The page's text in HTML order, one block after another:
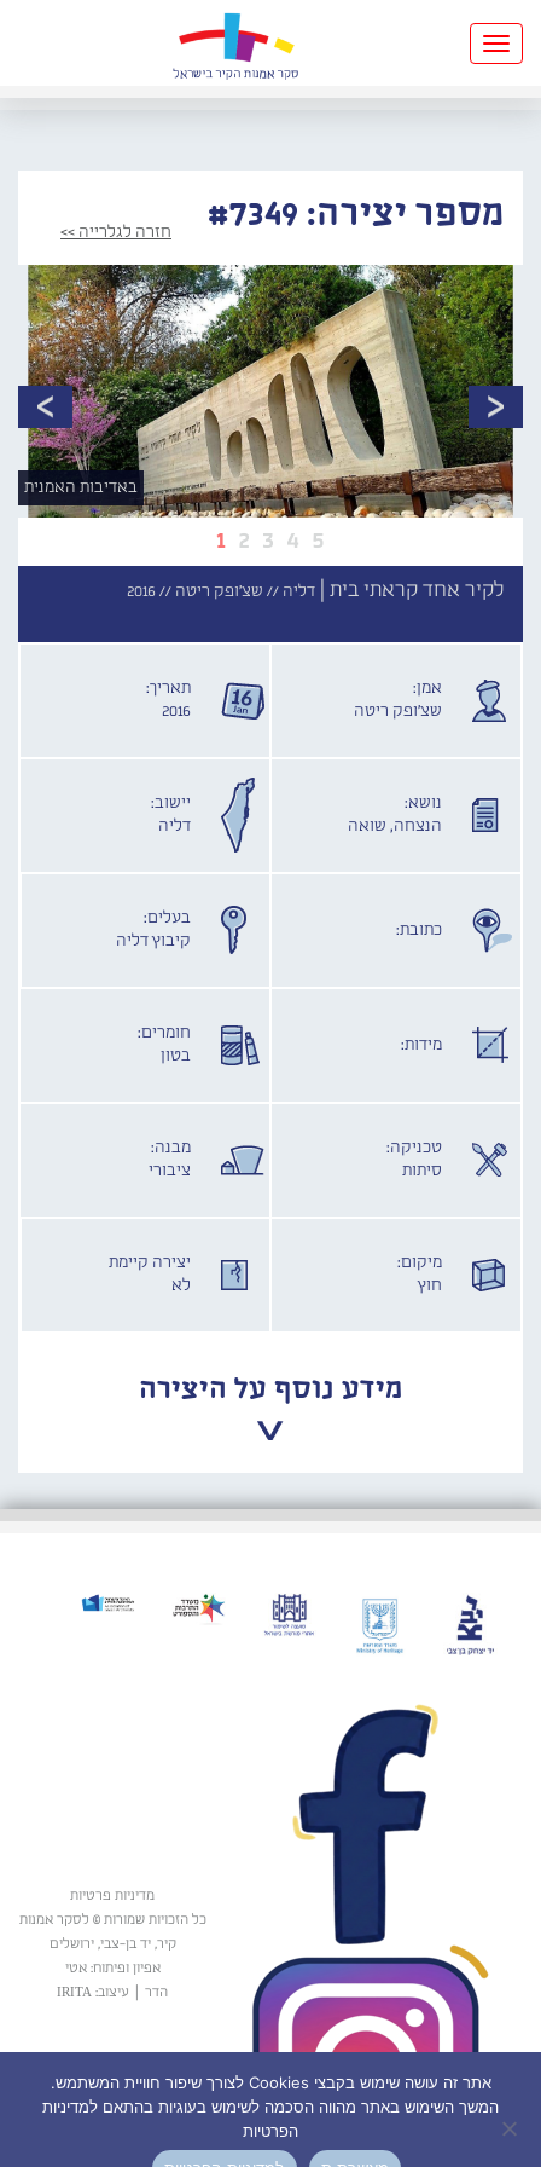
Toggle
navigation
מספר יצירה: #7349 חזרה לגלרייה >>
1 2 3 4 5
באדיבות האמנית
לקיר אחד קראתי בית | דליה // שצ'ופק ריטה //2016
אמן:
שצ'ופק ריטה
תאריך:
2016
נושא:
הנצחה, שואה
יישוב:
דליה
כתובת:
בעלים:
קיבוץ דליה
מידות:
חומרים:
בטון
טכניקה:
סיתות
מבנה:
ציבורי
מיקום:
חוץ
יצירה קיימת
לא
מידע נוסף על היצירה
מדיניות פרטיות
כל הזכויות שמורות © לסקר אמנות
קיר, יד בן-צבי, ירושלים
אפיון ופיתוח: אטי
הדר
עיצוב: IRITA
אתר זה עושה שימוש בקבצי Cookies לצורך שיפור חוויית המשתמש.
המשך השימוש באתר מהווה הסכמה לשימוש בעוגיות בהתאם למדיניות
הפרטיות